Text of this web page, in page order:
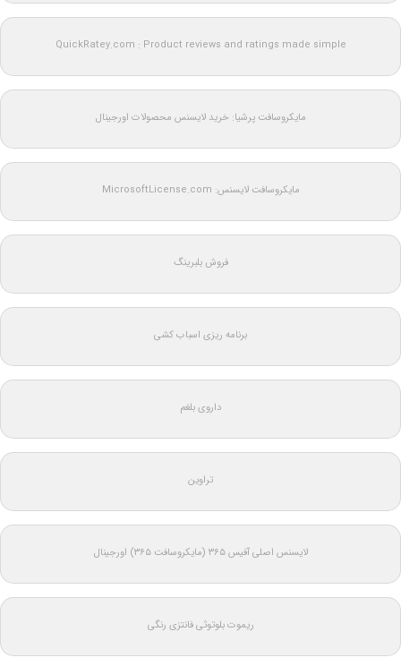
QuickRatey.com : Product reviews and ratings made simple
مایکروسافت پرشیا: خرید لایسنس محصولات اورجینال
مایکروسافت لایسنس: MicrosoftLicense.com
فروش بلبرینگ
برنامه ریزی اسباب کشی
داروی بلغم
تراوین
لایسنس اصلی آفیس ۳۶۵ (مایکروسافت ۳۶۵) اورجینال
ریموت بلوتوثی فانتزی رنگی